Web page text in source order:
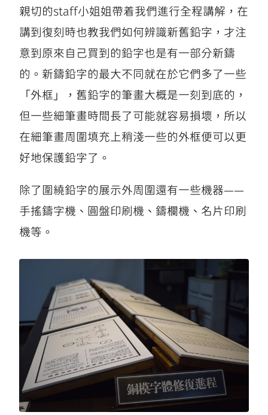
親切的staff小姐姐帶着我們進行全程講解，在
講到復刻時也教我們如何辨識新舊鉛字，才注
意到原來自己買到的鉛字也是有一部分新鑄
的。新鑄鉛字的最大不同就在於它們多了一些
「外框」，舊鉛字的筆畫大概是一刻到底的，
但一些細筆畫時間長了可能就容易損壞，所以
在細筆畫周圍填充上稍淺一些的外框便可以更
好地保護鉛字了。
除了圍繞鉛字的展示外周圍還有一些機器——
手搖鑄字機、圓盤印刷機、鑄欄機、名片印刷
機等。